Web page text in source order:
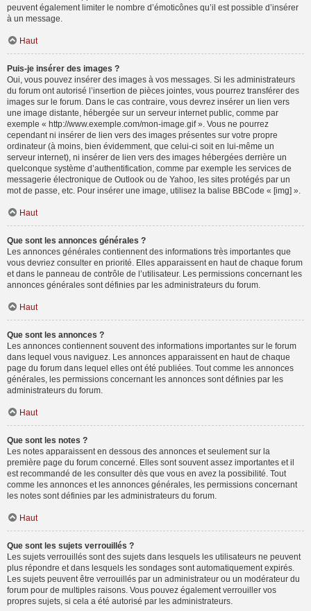
peuvent également limiter le nombre d’émoticônes qu’il est possible d’insérer
à un message.
Haut
Puis-je insérer des images ?
Oui, vous pouvez insérer des images à vos messages. Si les administrateurs
du forum ont autorisé l’insertion de pièces jointes, vous pourrez transférer des
images sur le forum. Dans le cas contraire, vous devrez insérer un lien vers
une image distante, hébergée sur un serveur internet public, comme par
exemple « http://www.exemple.com/mon-image.gif ». Vous ne pourrez
cependant ni insérer de lien vers des images présentes sur votre propre
ordinateur (à moins, bien évidemment, que celui-ci soit en lui-même un
serveur internet), ni insérer de lien vers des images hébergées derrière un
quelconque système d’authentification, comme par exemple les services de
messagerie électronique de Outlook ou de Yahoo, les sites protégés par un
mot de passe, etc. Pour insérer une image, utilisez la balise BBCode « [img] ».
Haut
Que sont les annonces générales ?
Les annonces générales contiennent des informations très importantes que
vous devriez consulter en priorité. Elles apparaissent en haut de chaque forum
et dans le panneau de contrôle de l’utilisateur. Les permissions concernant les
annonces générales sont définies par les administrateurs du forum.
Haut
Que sont les annonces ?
Les annonces contiennent souvent des informations importantes sur le forum
dans lequel vous naviguez. Les annonces apparaissent en haut de chaque
page du forum dans lequel elles ont été publiées. Tout comme les annonces
générales, les permissions concernant les annonces sont définies par les
administrateurs du forum.
Haut
Que sont les notes ?
Les notes apparaissent en dessous des annonces et seulement sur la
première page du forum concerné. Elles sont souvent assez importantes et il
est recommandé de les consulter dès que vous en avez la possibilité. Tout
comme les annonces et les annonces générales, les permissions concernant
les notes sont définies par les administrateurs du forum.
Haut
Que sont les sujets verrouillés ?
Les sujets verrouillés sont des sujets dans lesquels les utilisateurs ne peuvent
plus répondre et dans lesquels les sondages sont automatiquement expirés.
Les sujets peuvent être verrouillés par un administrateur ou un modérateur du
forum pour de multiples raisons. Vous pouvez également verrouiller vos
propres sujets, si cela a été autorisé par les administrateurs.